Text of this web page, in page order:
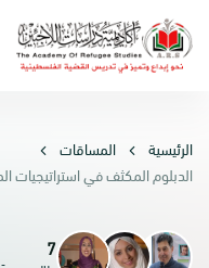
الرئيسية
المساقات
الدبلوم المكثف في استراتيجيات
7